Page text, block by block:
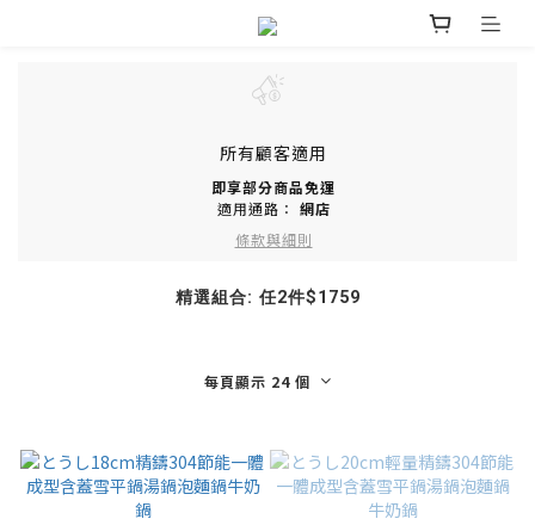
所有顧客適用
即享部分商品免運
適用通路： 網店
條款與細則
精選組合: 任2件$1759
每頁顯示 24 個